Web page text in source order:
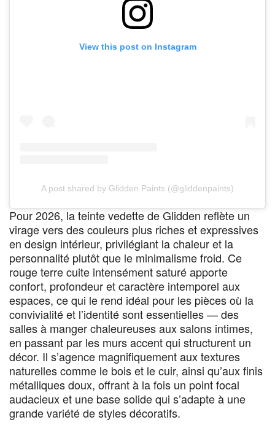
View this post on Instagram
A post shared by Glidden Paints (@gliddenpaints)
Pour 2026, la teinte vedette de Glidden reflète un
virage vers des couleurs plus riches et expressives
en design intérieur, privilégiant la chaleur et la
personnalité plutôt que le minimalisme froid. Ce
rouge terre cuite intensément saturé apporte
confort, profondeur et caractère intemporel aux
espaces, ce qui le rend idéal pour les pièces où la
convivialité et l’identité sont essentielles — des
salles à manger chaleureuses aux salons intimes,
en passant par les murs accent qui structurent un
décor. Il s’agence magnifiquement aux textures
naturelles comme le bois et le cuir, ainsi qu’aux finis
métalliques doux, offrant à la fois un point focal
audacieux et une base solide qui s’adapte à une
grande variété de styles décoratifs.